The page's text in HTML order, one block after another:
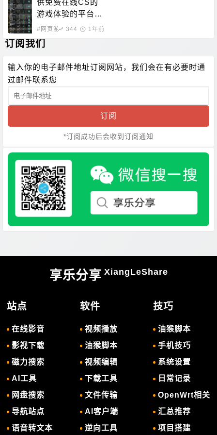
供免费在线CS的
游戏体验的平台，
无需下载即可畅玩
#网页游戏 344 1年前
订阅我们
输入你的电子邮件地址订阅网站，我们会在有必要时通
过邮件联系您
订阅
*订阅成功后会收到订阅通知
享乐分享 XiangLeShare
站点
在线影音
影视下载
磁力搜索
AI工具
网盘搜索
导航站点
语音转文本
软件
视频播放
油猴脚本
视频编辑
下载工具
文件传输
AI客户端
逆向工具
技巧
油猴脚本
手机技巧
系统设置
日常记录
OpenWrt相关
汇总推荐
项目搭建